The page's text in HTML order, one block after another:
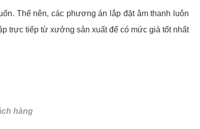
Thế nên, các phương án lắp đặt âm thanh luôn
trực tiếp từ xưởng sản xuất để có mức giá tốt nhất
hàng